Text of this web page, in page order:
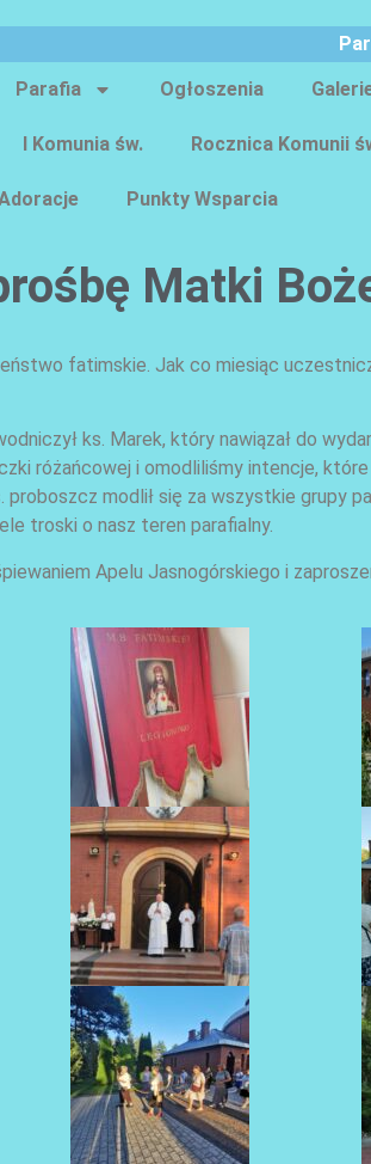
Parafia Ogłoszenia
I Komunia św. Rocznica Komunii
Punkty Wsparcia
Matki
fatimskie. Jak co miesiąc
ks. Marek, który nawiązał do
różańcowej i omodliliśmy intencje,
modlił się za wszystkie grupy
troski o nasz teren parafialny.
Apelu Jasnogórskiego i